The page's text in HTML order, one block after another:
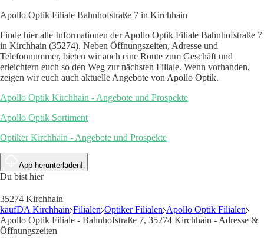
Apollo Optik Filiale Bahnhofstraße 7 in Kirchhain
Finde hier alle Informationen der Apollo Optik Filiale Bahnhofstraße 7
in Kirchhain (35274). Neben Öffnungszeiten, Adresse und
Telefonnummer, bieten wir auch eine Route zum Geschäft und
erleichtern euch so den Weg zur nächsten Filiale. Wenn vorhanden,
zeigen wir euch auch aktuelle Angebote von Apollo Optik.
Apollo Optik Kirchhain - Angebote und Prospekte
Apollo Optik Sortiment
Optiker Kirchhain - Angebote und Prospekte
App herunterladen!
Du bist hier
35274 Kirchhain
kaufDA Kirchhain Filialen Optiker Filialen Apollo Optik Filialen
Apollo Optik Filiale - Bahnhofstraße 7, 35274 Kirchhain - Adresse &
Öffnungszeiten